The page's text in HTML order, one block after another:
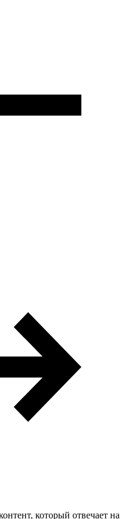
который отвечает на